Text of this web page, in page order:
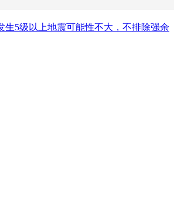
生5级以上地震可能性不大，不排除强余